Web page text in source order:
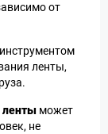
от
ленты,
ленты может
не